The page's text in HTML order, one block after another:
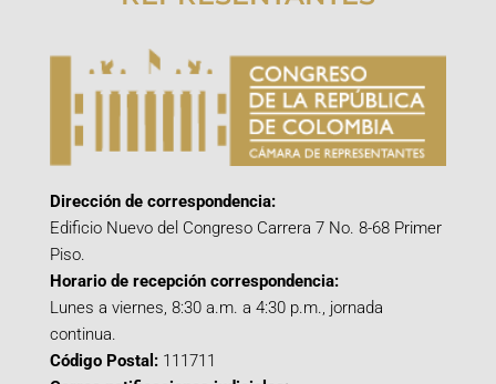
Dirección de correspondencia:
Edificio Nuevo del Congreso Carrera 7 No. 8-68 Primer
Piso.
Horario de recepción correspondencia:
Lunes a viernes, 8:30 a.m. a 4:30 p.m., jornada
continua.
Código Postal: 111711